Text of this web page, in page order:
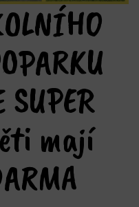
mají